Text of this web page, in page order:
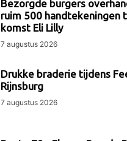
Bezorgde burgers
ruim 500 handtekeningen
komst Eli Lilly
7 augustus 2026
Drukke braderie tijdens
Rijnsburg
7 augustus 2026